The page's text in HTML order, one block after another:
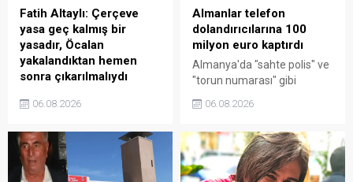
parası az, imkânları az ama
düşmanı da az. " diye ...
Fatih Altaylı: Çerçeve
yasa geç kalmış bir
yasadır, Öcalan
yakalandıktan hemen
sonra çıkarılmalıydı
Meclis'e sunulan çerçeve
paylaştığı bugünkü
yazısında, "Geç kalmış bir
yasadır. Bu yasa, bundan 25,
06.08.2026
Almanlar telefon
dolandırıcılarına 100
milyon euro kaptırdı
Almanya'da "sahte polis" ve
"torun numarası" gibi
yöntemleri ile insanlar bir
euroya yakın para kaybetti
06.08.2026